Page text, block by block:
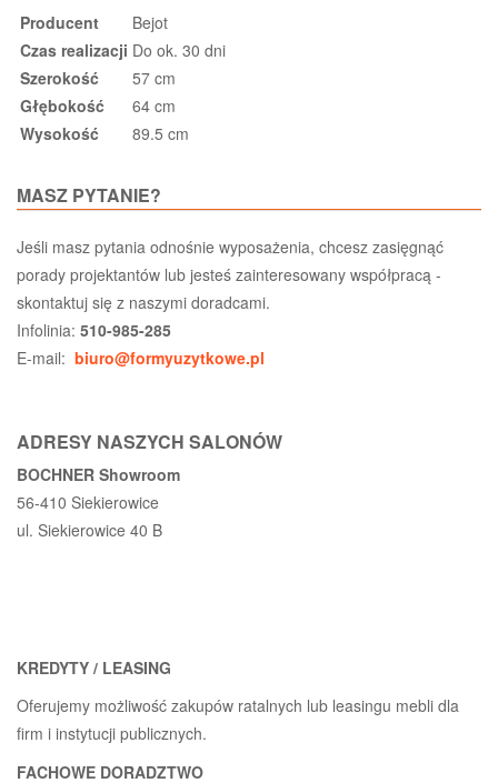
Producent
Bejot
Czas realizacji Do ok. 30 dni
Szerokość
57 cm
Głębokość
64 cm
Wysokość
89.5 cm
MASZ PYTANIE?
Jeśli masz pytania odnośnie wyposażenia, chcesz zasięgnąć
porady projektantów lub jesteś zainteresowany współpracą -
skontaktuj się z naszymi doradcami.
Infolinia: 510-985-285
E-mail: biuro@formyuzytkowe.pl
ADRESY NASZYCH SALONÓW
BOCHNER Showroom
56-410 Siekierowice
ul. Siekierowice 40 B
KREDYTY / LEASING
Oferujemy możliwość zakupów ratalnych lub leasingu mebli dla
firm i instytucji publicznych.
FACHOWE DORADZTWO